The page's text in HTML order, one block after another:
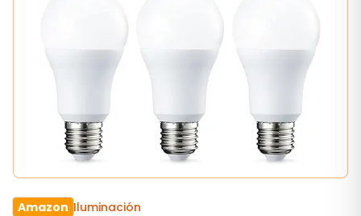
Amazon Iluminación